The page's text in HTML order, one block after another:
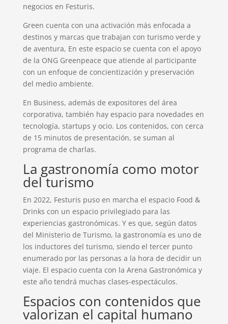
negocios en Festuris.
Green cuenta con una activación más enfocada a
destinos y marcas que trabajan con turismo verde y
de aventura, En este espacio se cuenta con el apoyo
de la ONG Greenpeace que atiende al participante
con un enfoque de concientización y preservación
del medio ambiente.
En Business, además de expositores del área
corporativa, también hay espacio para novedades en
tecnología, startups y ocio. Los contenidos, con cerca
de 15 minutos de presentación, se suman al
programa de charlas.
La gastronomía como motor
del turismo
En 2022, Festuris puso en marcha el espacio Food &
Drinks con un espacio privilegiado para las
experiencias gastronómicas. Y es que, según datos
del Ministerio de Turismo, la gastronomía es uno de
los inductores del turismo, siendo el tercer punto
enumerado por las personas a la hora de decidir un
viaje. El espacio cuenta con la Arena Gastronómica y
este año tendrá muchas clases-espectáculos.
Espacios con contenidos que
valorizan el capital humano